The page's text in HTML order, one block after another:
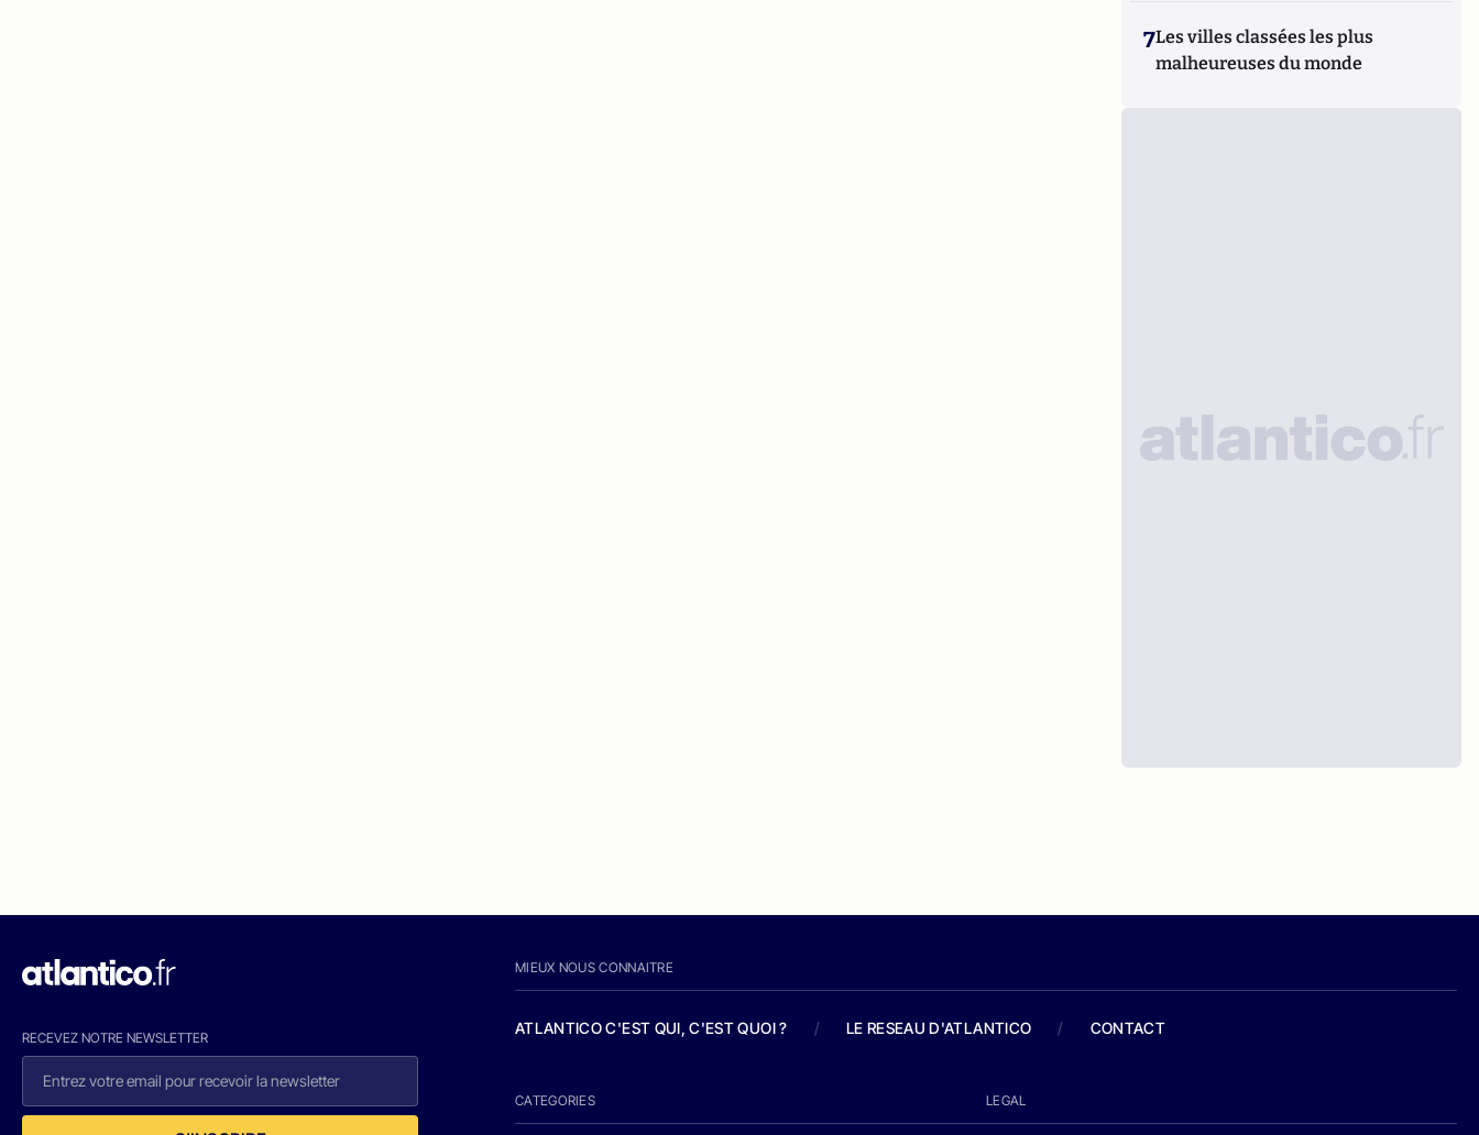
7Les villes classées les plus
malheureuses du monde
RECEVEZ NOTRE NEWSLETTER
MIEUX NOUS CONNAITRE
ATLANTICO C'EST QUI, C'EST QUOI ? / LE RESEAU D'ATLANTICO / CONTACT
CATEGORIES LEGAL